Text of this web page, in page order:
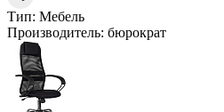
Тип: Мебель
Производитель: бюрократ